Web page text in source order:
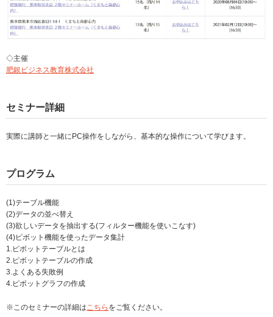
◇主催
肥銀ビジネス教育株式会社
セミナー詳細
実際に講師と一緒にPC操作をしながら、基本的な操作について学びます。
プログラム
(1)テーブル機能
(2)データの並べ替え
(3)欲しいデータを抽出する(フィルター機能を使いこなす)
(4)ピボット機能を使ったデータ集計
1.ピボットテーブルとは
2.ピボットテーブルの作成
3.よくある失敗例
4.ピボットグラフの作成
※このセミナーの詳細はこちら をご覧ください。